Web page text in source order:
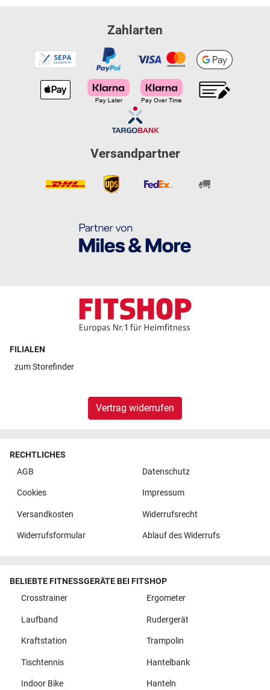
Zahlarten
Versandpartner
FILIALEN
zumStorefinder
Vertrag widerrufen
RECHTLICHES
AGB
Datenschutz
Cookies Impressum
Versandkosten Widerrufsrecht
Widerrufsformular Ablauf des Widerrufs
BELIEBTE FITNESSGERÄTE BEI FITSHOP
Crosstrainer
Ergometer
Laufband Rudergerät
Kraftstation Trampolin
Tischtennis Hantelbank
Indoor Bike Hanteln